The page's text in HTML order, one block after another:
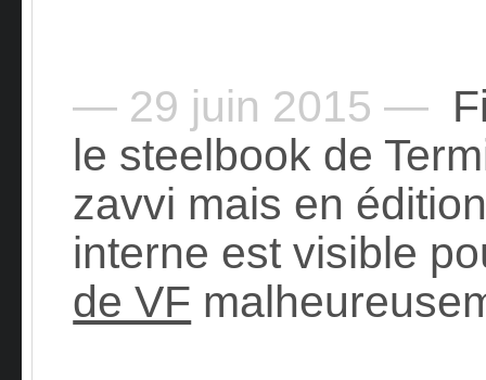
— 29 juin 2015 —
le steelbook de
zavvi mais en
interne est visible
de VF